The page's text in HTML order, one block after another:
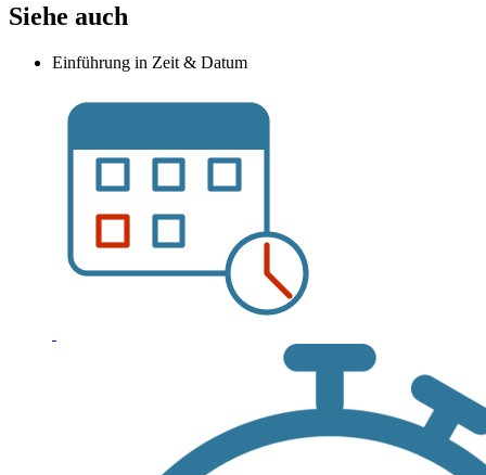
Siehe auch
Einführung in Zeit & Datum